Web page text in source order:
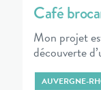
Café
Mon projet
découverte
AUVERGNE-